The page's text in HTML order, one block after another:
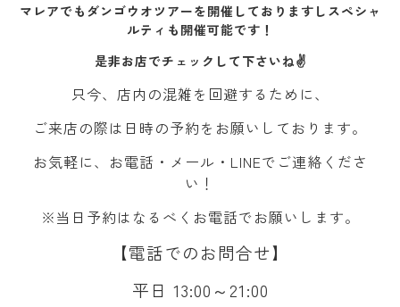
マレアでもダンゴウオツアーを開催しておりますしスペシャ
ルティも開催可能です！
是非お店でチェックして下さいね✌
只今、店内の混雑を回避するために、
ご来店の際は日時の予約をお願いしております。
お気軽に、お電話・メール・LINEでご連絡くださ
い！
※当日予約はなるべくお電話でお願いします。
【電話でのお問合せ】
平日 13:00～21:00